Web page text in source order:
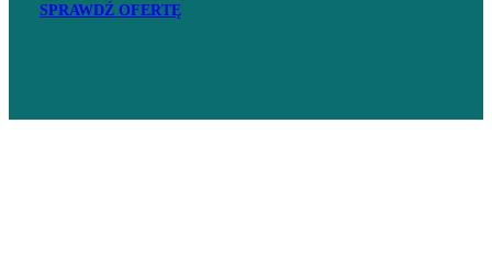
SPRAWDŹ OFERTĘ